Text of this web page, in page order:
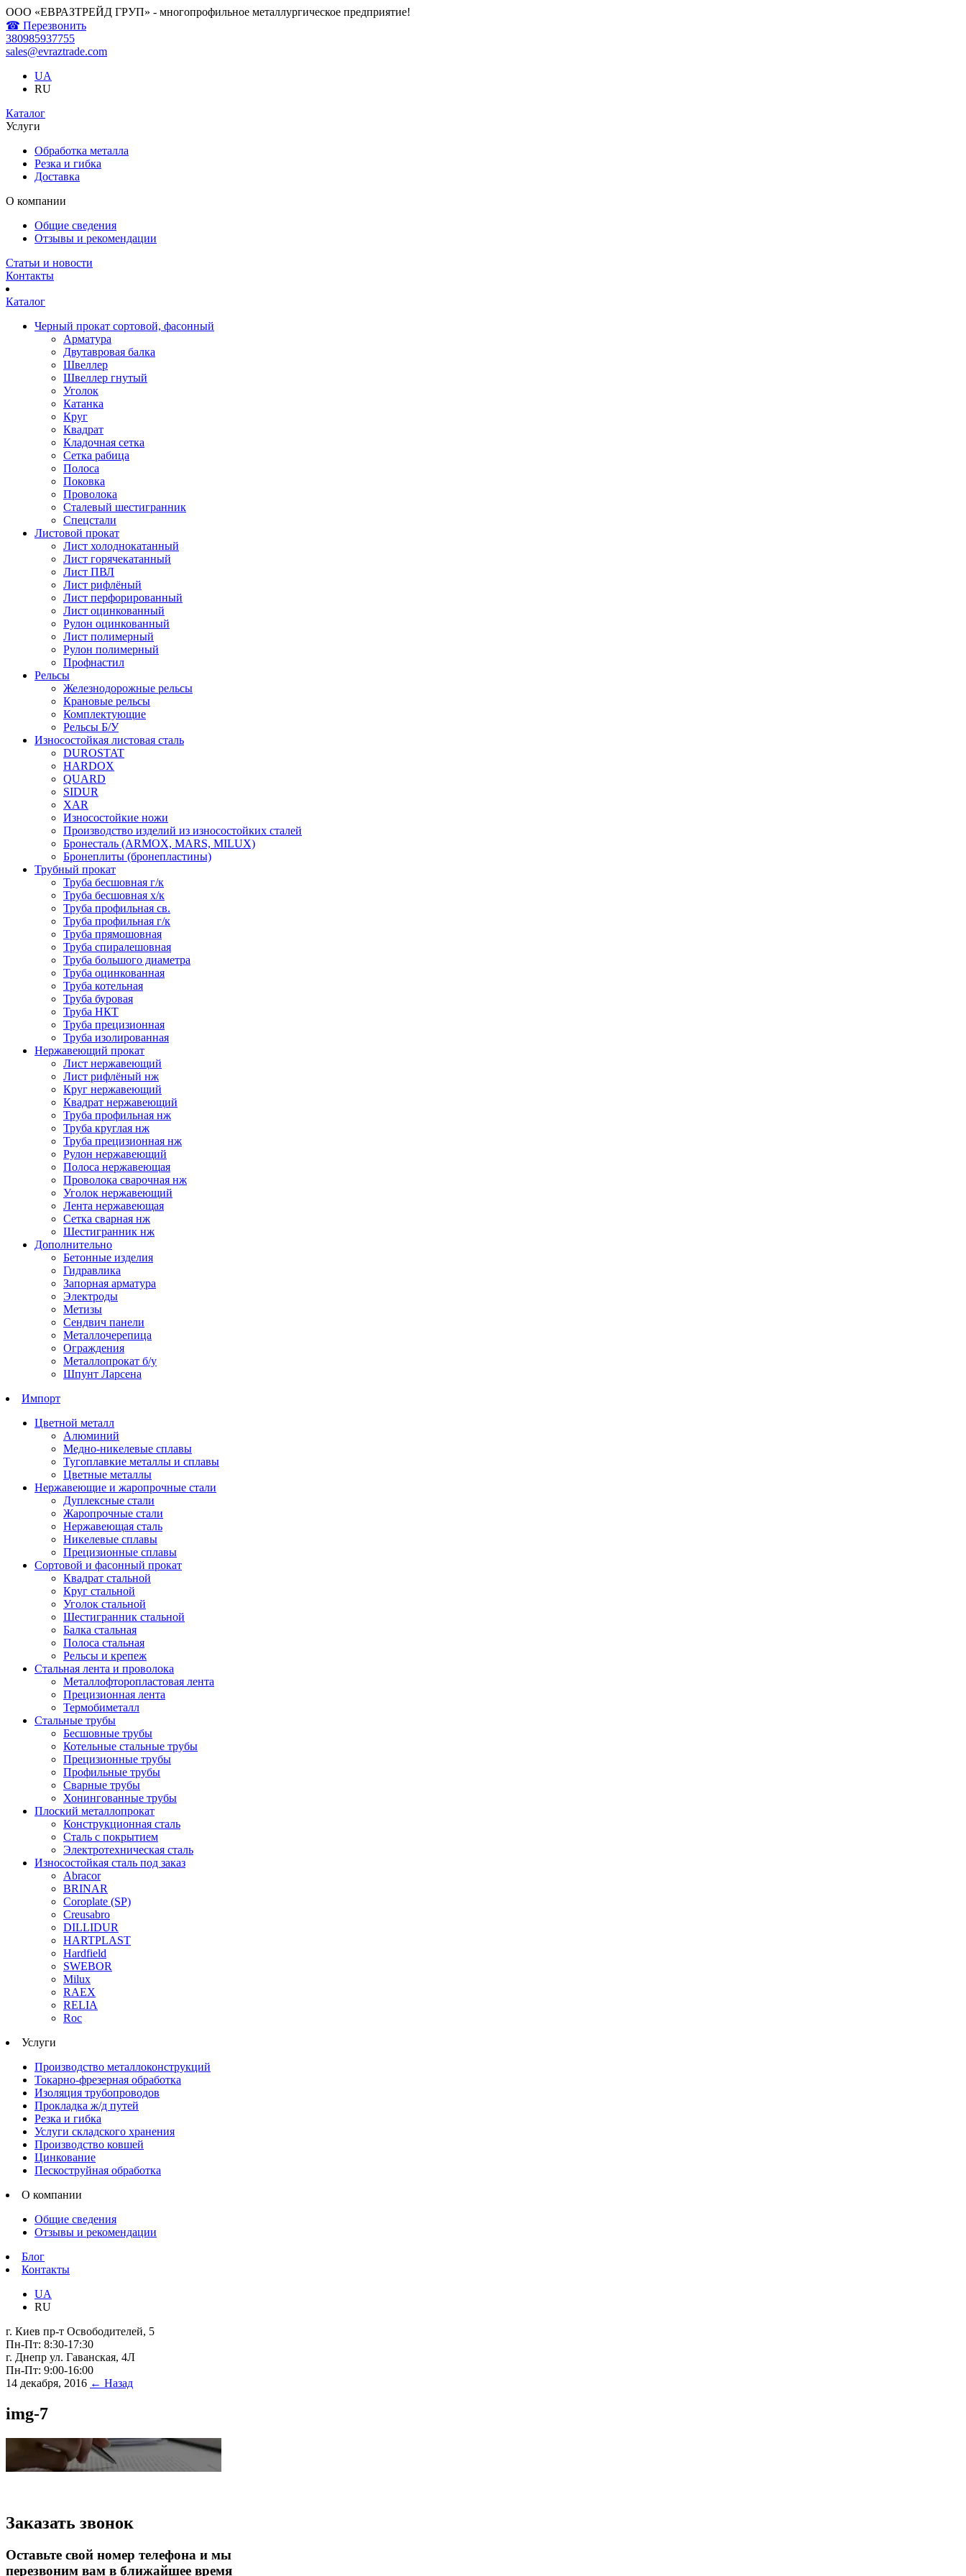
ООО «ЕВРАЗТРЕЙД ГРУП» - многопрофильное металлургическое предприятие!
☎ Перезвонить
380985937755
sales@evraztrade.com
UA
RU
Каталог
Услуги
Обработка металла
Резка и гибка
Доставка
О компании
Общие сведения
Отзывы и рекомендации
Статьи и новости
Контакты
Каталог
Черный прокат сортовой, фасонный
Арматура
Двутавровая балка
Швеллер
Швеллер гнутый
Уголок
Катанка
Круг
Квадрат
Кладочная сетка
Сетка рабица
Полоса
Поковка
Проволока
Сталевый шестигранник
Спецстали
Листовой прокат
Лист холоднокатанный
Лист горячекатанный
Лист ПВЛ
Лист рифлёный
Лист перфорированный
Лист оцинкованный
Рулон оцинкованный
Лист полимерный
Рулон полимерный
Профнастил
Рельсы
Железнодорожные рельсы
Крановые рельсы
Комплектующие
Рельсы Б/У
Износостойкая листовая сталь
DUROSTAT
HARDOX
QUARD
SIDUR
XAR
Износостойкие ножи
Производство изделий из износостойких сталей
Бронесталь (ARMOX, MARS, MILUX)
Бронеплиты (бронепластины)
Трубный прокат
Труба бесшовная г/к
Труба бесшовная х/к
Труба профильная св.
Труба профильная г/к
Труба прямошовная
Труба спиралешовная
Труба большого диаметра
Труба оцинкованная
Труба котельная
Труба буровая
Труба НКТ
Труба прецизионная
Труба изолированная
Нержавеющий прокат
Лист нержавеющий
Лист рифлёный нж
Круг нержавеющий
Квадрат нержавеющий
Труба профильная нж
Труба круглая нж
Труба прецизионная нж
Рулон нержавеющий
Полоса нержавеющая
Проволока сварочная нж
Уголок нержавеющий
Лента нержавеющая
Сетка сварная нж
Шестигранник нж
Дополнительно
Бетонные изделия
Гидравлика
Запорная арматура
Электроды
Метизы
Сендвич панели
Металлочерепица
Ограждения
Металлопрокат б/у
Шпунт Ларсена
Импорт
Цветной металл
Алюминий
Медно-никелевые сплавы
Тугоплавкие металлы и сплавы
Цветные металлы
Нержавеющие и жаропрочные стали
Дуплексные стали
Жаропрочные стали
Нержавеющая сталь
Никелевые сплавы
Прецизионные сплавы
Сортовой и фасонный прокат
Квадрат стальной
Круг стальной
Уголок стальной
Шестигранник стальной
Балка стальная
Полоса стальная
Рельсы и крепеж
Стальная лента и проволока
Металлофторопластовая лента
Прецизионная лента
Термобиметалл
Стальные трубы
Бесшовные трубы
Котельные стальные трубы
Прецизионные трубы
Профильные трубы
Сварные трубы
Хонингованные трубы
Плоский металлопрокат
Конструкционная сталь
Сталь с покрытием
Электротехническая сталь
Износостойкая сталь под заказ
Abracor
BRINAR
Coroplate (SP)
Creusabro
DILLIDUR
HARTPLAST
Hardfield
SWEBOR
Milux
RAEX
RELIA
Roc
Услуги
Производство металлоконструкций
Токарно-фрезерная обработка
Изоляция трубопроводов
Прокладка ж/д путей
Резка и гибка
Услуги складского хранения
Производство ковшей
Цинкование
Пескоструйная обработка
О компании
Общие сведения
Отзывы и рекомендации
Блог
Контакты
UA
RU
г. Киев пр-т Освободителей, 5
Пн-Пт: 8:30-17:30
г. Днепр ул. Гаванская, 4Л
Пн-Пт: 9:00-16:00
14 декабря, 2016 ← Назад
img-7
Заказать звонок
Оставьте свой номер телефона и мы
перезвоним вам в ближайшее время